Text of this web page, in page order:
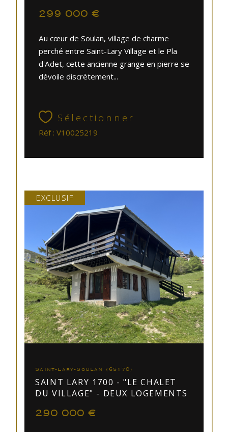
299 000 €
Au cœur de Soulan, village de charme
perché entre Saint-Lary Village et le Pla
d'Adet, cette ancienne grange en pierre se
dévoile discrètement...
Sélectionner
Réf : V10025219
Saint-Lary-Soulan (65170)
SAINT LARY 1700 - "LE CHALET
DU VILLAGE" - DEUX LOGEMENTS
290 000 €
EXCLUSIF